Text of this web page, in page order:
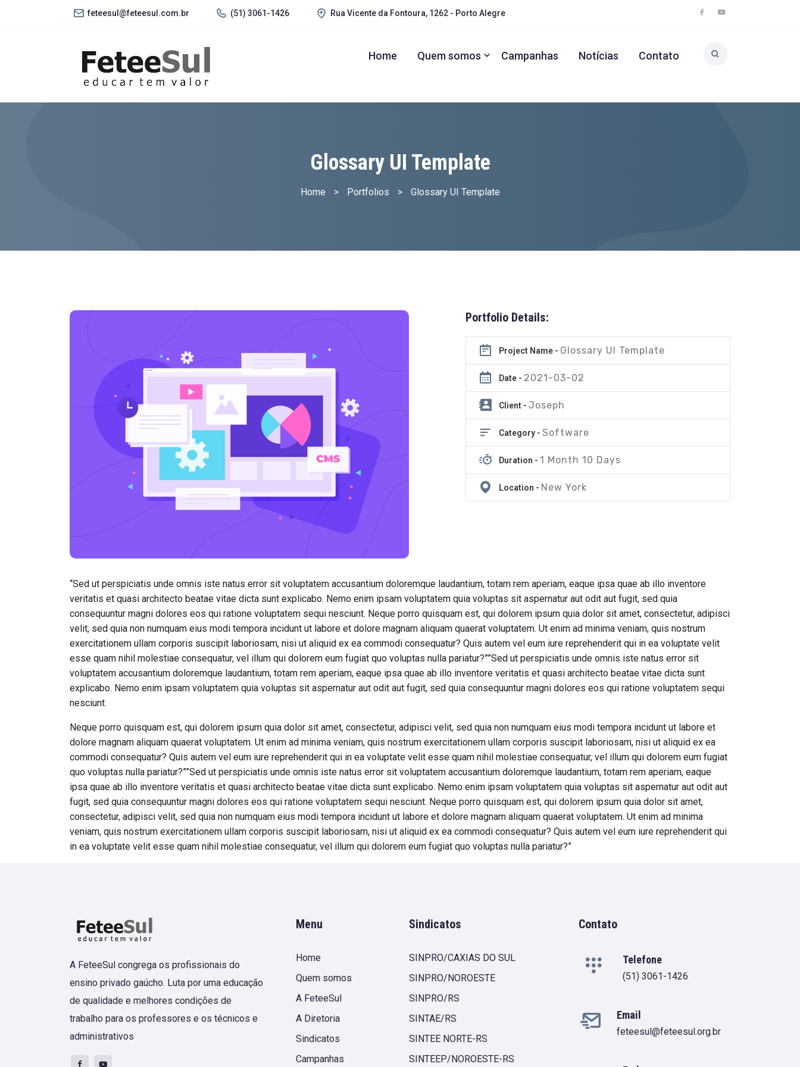
feteesul@feteesul.com.br (51) 3061-1426 Rua Vicente da Fontoura, 1262 - Porto Alegre
Home Quem somos Campanhas Notícias Contato
Glossary UI Template
Home > Portfolios > Glossary UI Template
Portfolio Details:
Project Name - Glossary UI Template
Date - 2021-03-02
Client - Joseph
Category - Software
Duration - 1 Month 10 Days
Location - New York
“Sed ut perspiciatis unde omnis iste natus error sit voluptatem accusantium doloremque laudantium, totam rem aperiam, eaque ipsa quae ab illo inventore
veritatis et quasi architecto beatae vitae dicta sunt explicabo. Nemo enim ipsam voluptatem quia voluptas sit aspernatur aut odit aut fugit, sed quia
consequuntur magni dolores eos qui ratione voluptatem sequi nesciunt. Neque porro quisquam est, qui dolorem ipsum quia dolor sit amet, consectetur, adipisci
velit, sed quia non numquam eius modi tempora incidunt ut labore et dolore magnam aliquam quaerat voluptatem. Ut enim ad minima veniam, quis nostrum
exercitationem ullam corporis suscipit laboriosam, nisi ut aliquid ex ea commodi consequatur? Quis autem vel eum iure reprehenderit qui in ea voluptate velit
esse quam nihil molestiae consequatur, vel illum qui dolorem eum fugiat quo voluptas nulla pariatur?””Sed ut perspiciatis unde omnis iste natus error sit
voluptatem accusantium doloremque laudantium, totam rem aperiam, eaque ipsa quae ab illo inventore veritatis et quasi architecto beatae vitae dicta sunt
explicabo. Nemo enim ipsam voluptatem quia voluptas sit aspernatur aut odit aut fugit, sed quia consequuntur magni dolores eos qui ratione voluptatem sequi
nesciunt.
Neque porro quisquam est, qui dolorem ipsum quia dolor sit amet, consectetur, adipisci velit, sed quia non numquam eius modi tempora incidunt ut labore et
dolore magnam aliquam quaerat voluptatem. Ut enim ad minima veniam, quis nostrum exercitationem ullam corporis suscipit laboriosam, nisi ut aliquid ex ea
commodi consequatur? Quis autem vel eum iure reprehenderit qui in ea voluptate velit esse quam nihil molestiae consequatur, vel illum qui dolorem eum fugiat
quo voluptas nulla pariatur?””Sed ut perspiciatis unde omnis iste natus error sit voluptatem accusantium doloremque laudantium, totam rem aperiam, eaque
ipsa quae ab illo inventore veritatis et quasi architecto beatae vitae dicta sunt explicabo. Nemo enim ipsam voluptatem quia voluptas sit aspernatur aut odit aut
fugit, sed quia consequuntur magni dolores eos qui ratione voluptatem sequi nesciunt. Neque porro quisquam est, qui dolorem ipsum quia dolor sit amet,
consectetur, adipisci velit, sed quia non numquam eius modi tempora incidunt ut labore et dolore magnam aliquam quaerat voluptatem. Ut enim ad minima
veniam, quis nostrum exercitationem ullam corporis suscipit laboriosam, nisi ut aliquid ex ea commodi consequatur? Quis autem vel eum iure reprehenderit qui
in ea voluptate velit esse quam nihil molestiae consequatur, vel illum qui dolorem eum fugiat quo voluptas nulla pariatur?”
A FeteeSul congrega os profissionais do
ensino privado gaúcho. Luta por uma educação
de qualidade e melhores condições de
trabalho para os professores e os técnicos e
administrativos
Menu
Home
Quem somos
A FeteeSul
A Diretoria
Sindicatos
Campanhas
Sindicatos
SINPRO/CAXIAS DO SUL
SINPRO/NOROESTE
SINPRO/RS
SINTAE/RS
SINTEE NORTE-RS
SINTEEP/NOROESTE-RS
Contato
Telefone
(51) 3061-1426
Email
feteesul@feteesul.org.br